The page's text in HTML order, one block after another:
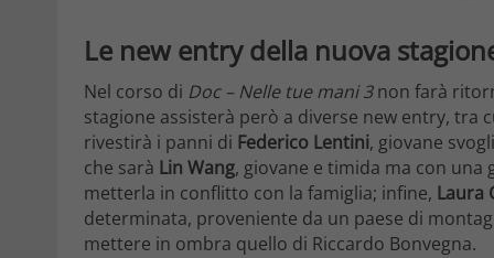
Le new entry della nuova
Nel corso di Doc – Nelle tue mani 3non farà
stagione assisterà però a diverse new entry, tra
rivestirà i panni di Federico Lentini, giovane
che sarà Lin Wang, giovane e timida ma con
metterla in conflitto con la famiglia; infine, Laura
determinata, proveniente da un paese di
mettere in ombra quello di Riccardo Bonvegna.